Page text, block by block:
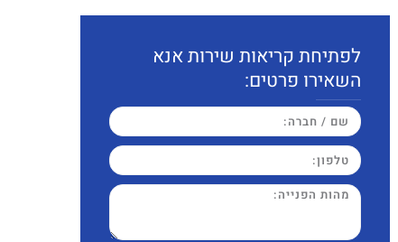
לפתיחת קריאות שירות אנא
השאירו פרטים: